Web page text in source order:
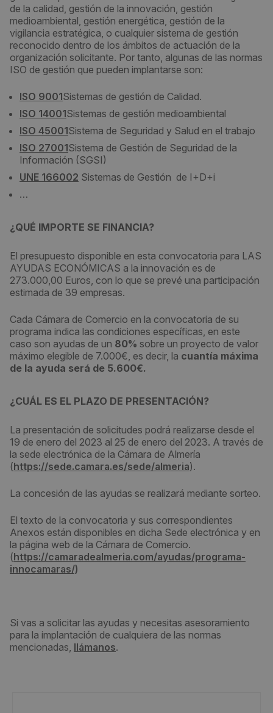
de la calidad, gestión de la innovación, gestión
medioambiental, gestión energética, gestión de la
vigilancia estratégica, o cualquier sistema de gestión
reconocido dentro de los ámbitos de actuación de la
organización solicitante. Por tanto, algunas de las normas
ISO de gestión que pueden implantarse son:
ISO 9001Sistemas de gestión de Calidad.
ISO 14001Sistemas de gestión medioambiental
ISO 45001Sistema de Seguridad y Salud en el trabajo
ISO 27001Sistema de Gestión de Seguridad de la
Información (SGSI)
UNE 166002 Sistemas de Gestión de I+D+i
…
¿QUÉ IMPORTE SE FINANCIA?
El presupuesto disponible en esta convocatoria para LAS
AYUDAS ECONÓMICAS a la innovación es de
273.000,00 Euros, con lo que se prevé una participación
estimada de 39 empresas.
Cada Cámara de Comercio en la convocatoria de su
programa indica las condiciones específicas, en este
caso son ayudas de un 80% sobre un proyecto de valor
máximo elegible de 7.000€, es decir, la cuantía máxima
de la ayuda será de 5.600€.
¿CUÁL ES EL PLAZO DE PRESENTACIÓN?
La presentación de solicitudes podrá realizarse desde el
19 de enero del 2023 al 25 de enero del 2023. A través de
la sede electrónica de la Cámara de Almería
(https://sede.camara.es/sede/almeria).
La concesión de las ayudas se realizará mediante sorteo.
El texto de la convocatoria y sus correspondientes
Anexos están disponibles en dicha Sede electrónica y en
la página web de la Cámara de Comercio.
(https://camaradealmeria.com/ayudas/programa-
innocamaras/)
Si vas a solicitar las ayudas y necesitas asesoramiento
para la implantación de cualquiera de las normas
mencionadas, llámanos.